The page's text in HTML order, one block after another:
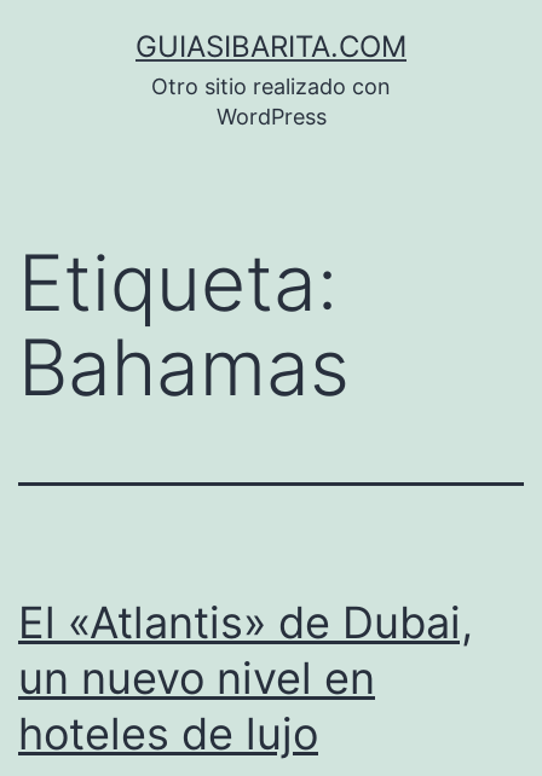
GUIASIBARITA.COM
Otro sitio realizado con
WordPress
Etiqueta:
Bahamas
El «Atlantis» de Dubai,
un nuevo nivel en
hoteles de lujo